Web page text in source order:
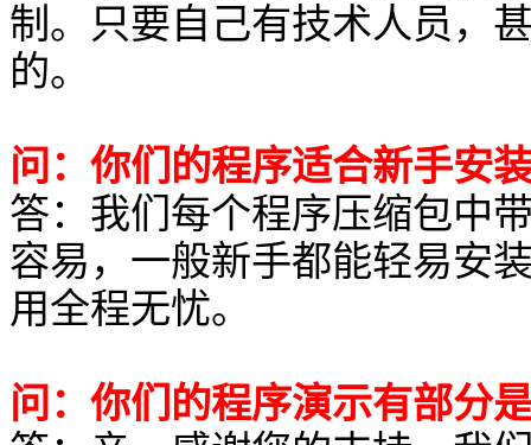
制。只要自己有技术人员，
的。
问：你们的程序适合新手安
答：我们每个程序压缩包中
容易，一般新手都能轻易安
用全程无忧。
问：你们的程序演示有部分